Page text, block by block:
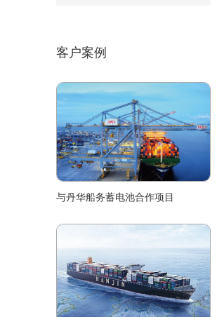
客户案例
与丹华船务蓄电池合作项目